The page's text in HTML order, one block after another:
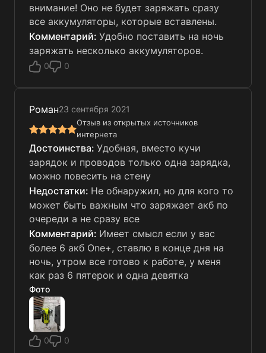
внимание! Оно не будет заряжать сразу
все аккумуляторы, которые вставлены.
Удобно поставить на ночь
заряжать несколько аккумуляторов.
0 0
Роман23 сентября 2021
Отзыв из открытых источников
интернета
Удобная, вместо кучи
зарядок и проводов только одна зарядка,
можно повесить на стену
Не обнаружил, но для кого то
может быть важным что заряжает акб по
очереди а не сразу все
Имеет смысл если у вас
более 6 акб One+, ставлю в конце дня на
ночь, утром все готово к работе, у меня
как раз 6 пятерок и одна девятка
Фото
0 0